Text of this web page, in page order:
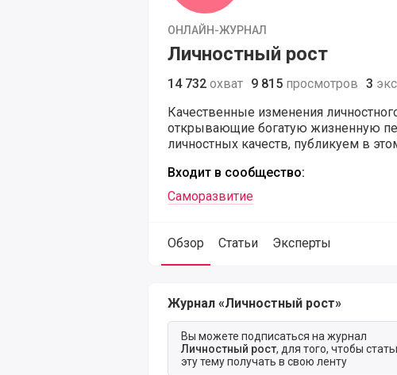
ОНЛАЙН-ЖУРНАЛ
Личностный рост
14 732 охват 9 815 просмотров 3
Качественные изменения
открывающие богатую жизненную
личностных качеств, публикуем в
Входит в сообщество:
Саморазвитие
Обзор Статьи Эксперты
Журнал «Личностный рост»
Вы можете подписаться на журнал
Личностный рост, для того, чтобы
эту тему получать в свою ленту